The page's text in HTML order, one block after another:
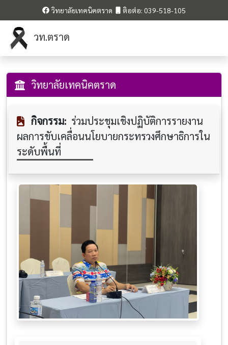
วิทยาลัยเทคนิคตราด ติอต่อ: 039-518-105
วท.ตราด
วิทยาลัยเทคนิคตราด
กิจกรรม: ร่วมประชุมเชิงปฏิบัติการรายงาน
ผลการขับเคลื่อนนโยบายกระทรวงศึกษาธิการใน
ระดับพื้นที่